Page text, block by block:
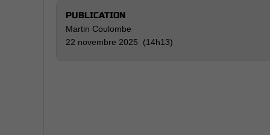
PUBLICATION
Martin Coulombe
22 novembre 2025 (14h13)